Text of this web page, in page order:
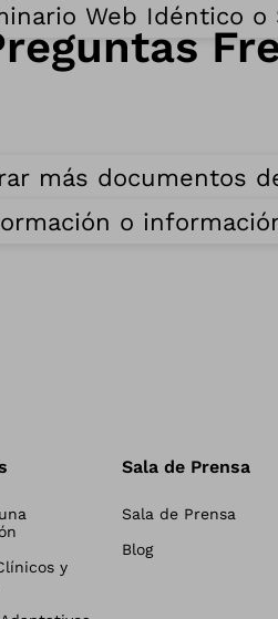
Web Idéntico o
más documentos
o
y
Sala de Prensa
Sala de Prensa
Blog